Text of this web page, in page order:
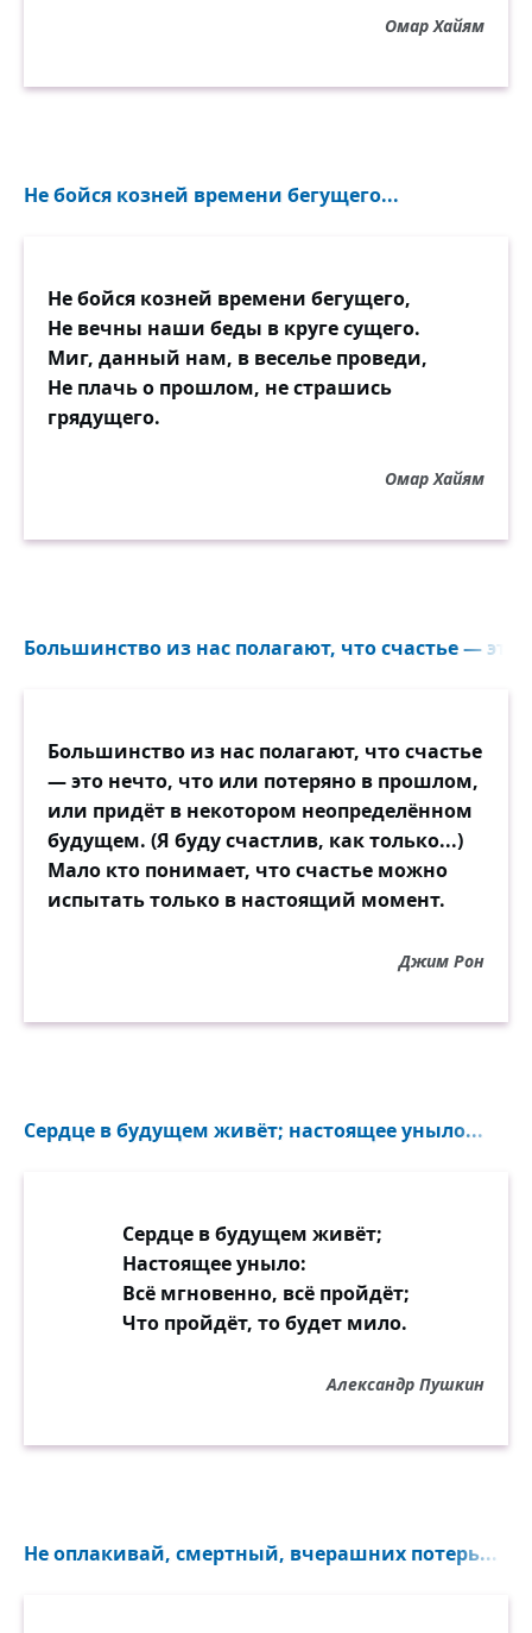
Омар Хайям
Не бойся козней времени бегущего...
Не бойся козней времени бегущего,
Не вечны наши беды в круге сущего.
Миг, данный нам, в веселье проведи,
Не плачь о прошлом, не страшись
грядущего.
Омар Хайям
Большинство из нас полагают, что счастье — это
Большинство из нас полагают, что счастье
— это нечто, что или потеряно в прошлом,
или придёт в некотором неопределённом
будущем. (Я буду счастлив, как только...)
Мало кто понимает, что счастье можно
испытать только в настоящий момент.
Джим Рон
Сердце в будущем живёт; настоящее уныло...
Сердце в будущем живёт;
Настоящее уныло:
Всё мгновенно, всё пройдёт;
Что пройдёт, то будет мило.
Александр Пушкин
Не оплакивай, смертный, вчерашних потерь...